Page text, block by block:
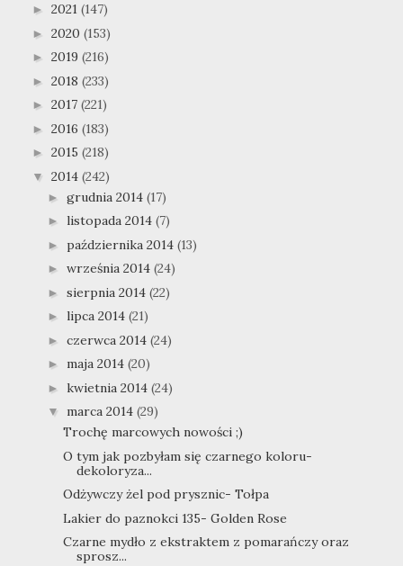
► 2021 (147)
► 2020 (153)
► 2019 (216)
► 2018 (233)
► 2017 (221)
► 2016 (183)
► 2015 (218)
▼ 2014 (242)
► grudnia 2014 (17)
► listopada 2014 (7)
► października 2014 (13)
► września 2014 (24)
► sierpnia 2014 (22)
► lipca 2014 (21)
► czerwca 2014 (24)
► maja 2014 (20)
► kwietnia 2014 (24)
▼ marca 2014 (29)
Trochę marcowych nowości ;)
O tym jak pozbyłam się czarnego koloru-
dekoloryza...
Odżywczy żel pod prysznic- Tołpa
Lakier do paznokci 135- Golden Rose
Czarne mydło z ekstraktem z pomarańczy oraz
sprosz...